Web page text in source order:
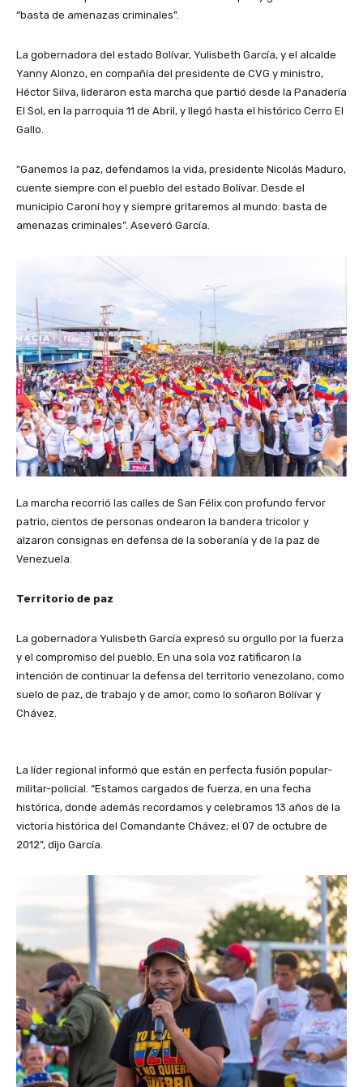
“basta de amenazas criminales”.
La gobernadora del estado Bolívar, Yulisbeth García, y el alcalde
Yanny Alonzo, en compañía del presidente de CVG y ministro,
Héctor Silva, lideraron esta marcha que partió desde la Panadería
El Sol, en la parroquia 11 de Abril, y llegó hasta el histórico Cerro El
Gallo.
“Ganemos la paz, defendamos la vida, presidente Nicolás Maduro,
cuente siempre con el pueblo del estado Bolívar. Desde el
municipio Caroní hoy y siempre gritaremos al mundo: basta de
amenazas criminales”. Aseveró García.
La marcha recorrió las calles de San Félix con profundo fervor
patrio, cientos de personas ondearon la bandera tricolor y
alzaron consignas en defensa de la soberanía y de la paz de
Venezuela.
Territorio de paz
La gobernadora Yulisbeth García expresó su orgullo por la fuerza
y el compromiso del pueblo. En una sola voz ratificaron la
intención de continuar la defensa del territorio venezolano, como
suelo de paz, de trabajo y de amor, como lo soñaron Bolívar y
Chávez.
La líder regional informó que están en perfecta fusión popular-
militar-policial. “Estamos cargados de fuerza, en una fecha
histórica, donde además recordamos y celebramos 13 años de la
victoria histórica del Comandante Chávez; el 07 de octubre de
2012”, dijo García.